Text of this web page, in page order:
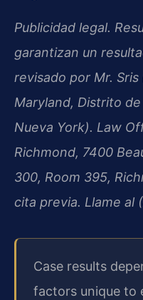
Publicidad legal.
garantizan un
revisado por Mr.
Maryland, Distrito
Nueva York). Law
Richmond, 7400
300, Room 395,
cita previa. Llame al
Case results
factors unique to